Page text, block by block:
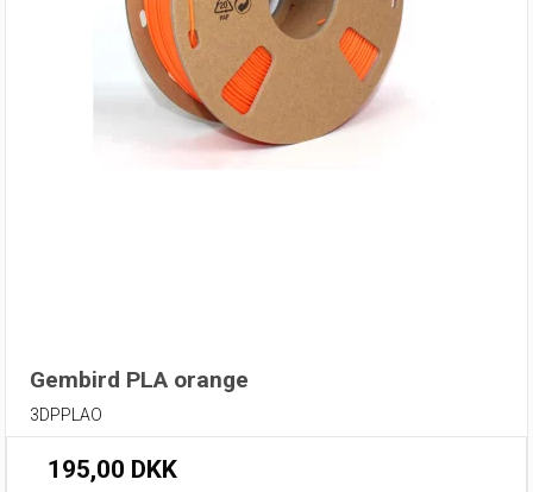
Gembird PLA orange
3DPPLAO
195,00 DKK